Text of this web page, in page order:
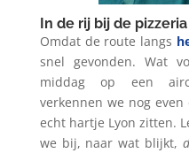
In de rij bij de pizzeria
Omdat de route langs
snel gevonden. Wat
middag op een
verkennen we nog
echt hartje Lyon zitten.
we bij, naar wat blijkt,